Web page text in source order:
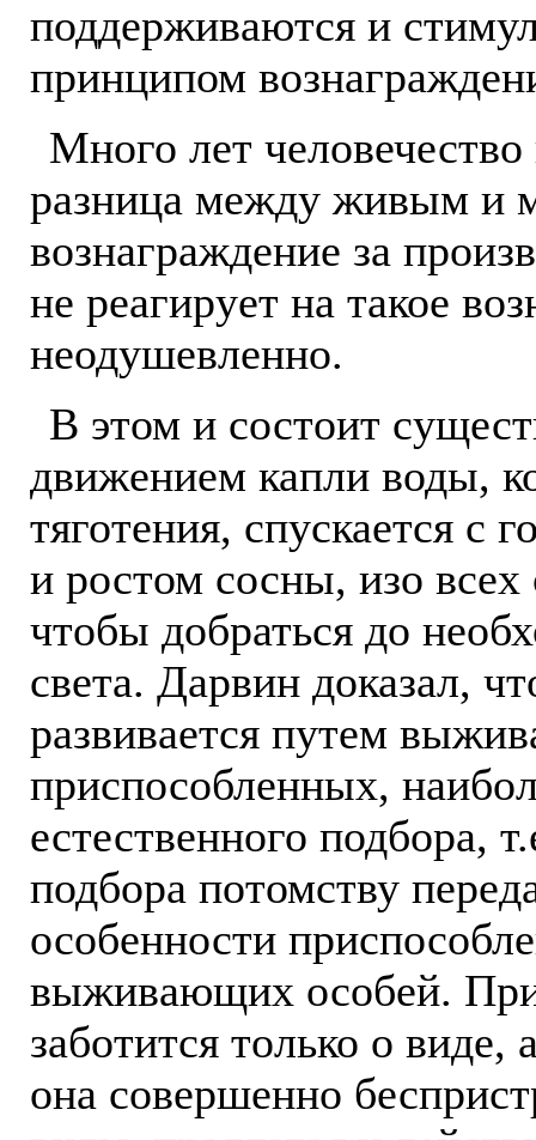
поддерживаются и
принципом
Много лет
разница между живым и
вознаграждение за
не реагирует на такое
неодушевленно.
В этом и состоит
движением капли воды,
тяготения, спускается с
и ростом сосны, изо
чтобы добраться до
света. Дарвин доказал,
развивается путем
приспособленных,
естественного подбора,
подбора потомству
особенности
выживающих особей.
заботится только о
она совершенно